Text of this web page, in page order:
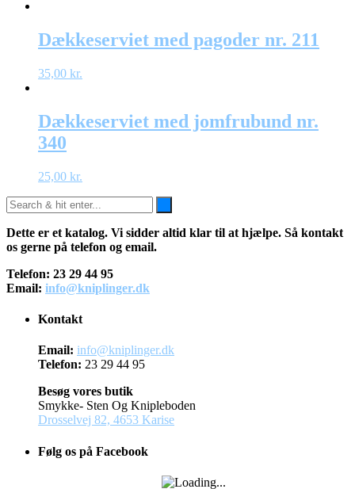
Dækkeserviet med pagoder nr. 211
35,00 kr.
Dækkeserviet med jomfrubund nr.
340
25,00 kr.
Dette er et katalog. Vi sidder altid klar til at hjælpe. Så kontakt
os gerne på telefon og email.
Telefon: 23 29 44 95
Email: info@kniplinger.dk
Kontakt
Email: info@kniplinger.dk
Telefon: 23 29 44 95
Besøg vores butik
Smykke- Sten Og Knipleboden
Drosselvej 82, 4653 Karise
Følg os på Facebook